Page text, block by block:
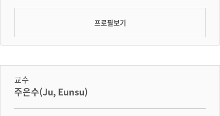
프로필보기
교수
주은수(Ju, Eunsu)